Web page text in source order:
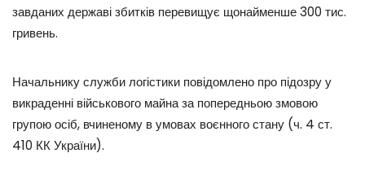
завданих державі збитків перевищує щонайменше 300 тис.
гривень.
Начальнику служби логістики повідомлено про підозру у
викраденні військового майна за попередньою змовою
групою осіб, вчиненому в умовах воєнного стану (ч. 4 ст.
410 КК України).